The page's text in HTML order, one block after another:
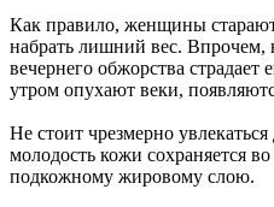
Как правило, женщины
набрать лишний вес. Впрочем,
вечернего обжорства
утром опухают веки,
Не стоит чрезмерно
молодость кожи сохраняется
подкожному жировому слою.